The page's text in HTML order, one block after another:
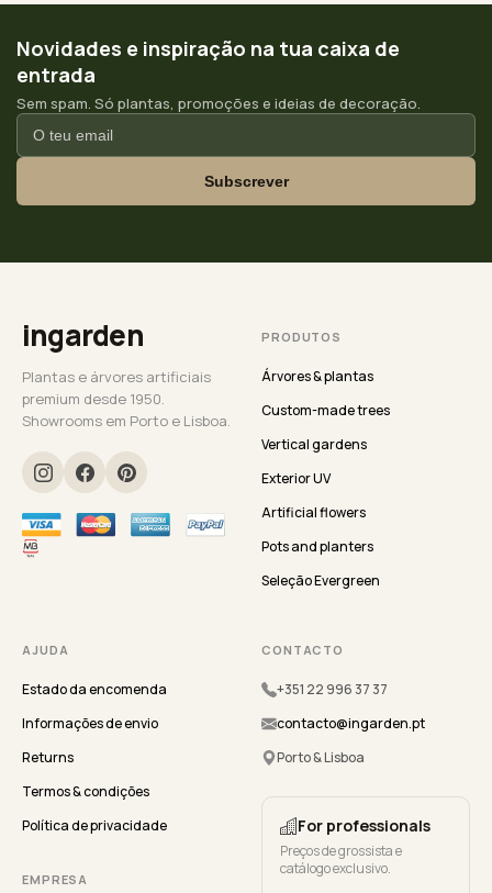
Novidades e inspiração na tua caixa de
entrada
Sem spam. Só plantas, promoções e ideias de decoração.
Subscrever
ingarden
Plantas e árvores artificiais
premium desde 1950.
Showrooms em Porto e Lisboa.
PRODUTOS
Árvores & plantas
Custom-made trees
Vertical gardens
Exterior UV
Artificial flowers
Pots and planters
Seleção Evergreen
AJUDA
Estado da encomenda
Informações de envio
Returns
Termos & condições
Política de privacidade
EMPRESA
CONTACTO
+351 22 996 37 37
contacto@ingarden.pt
Porto & Lisboa
For professionals
Preços de grossista e
catálogo exclusivo.